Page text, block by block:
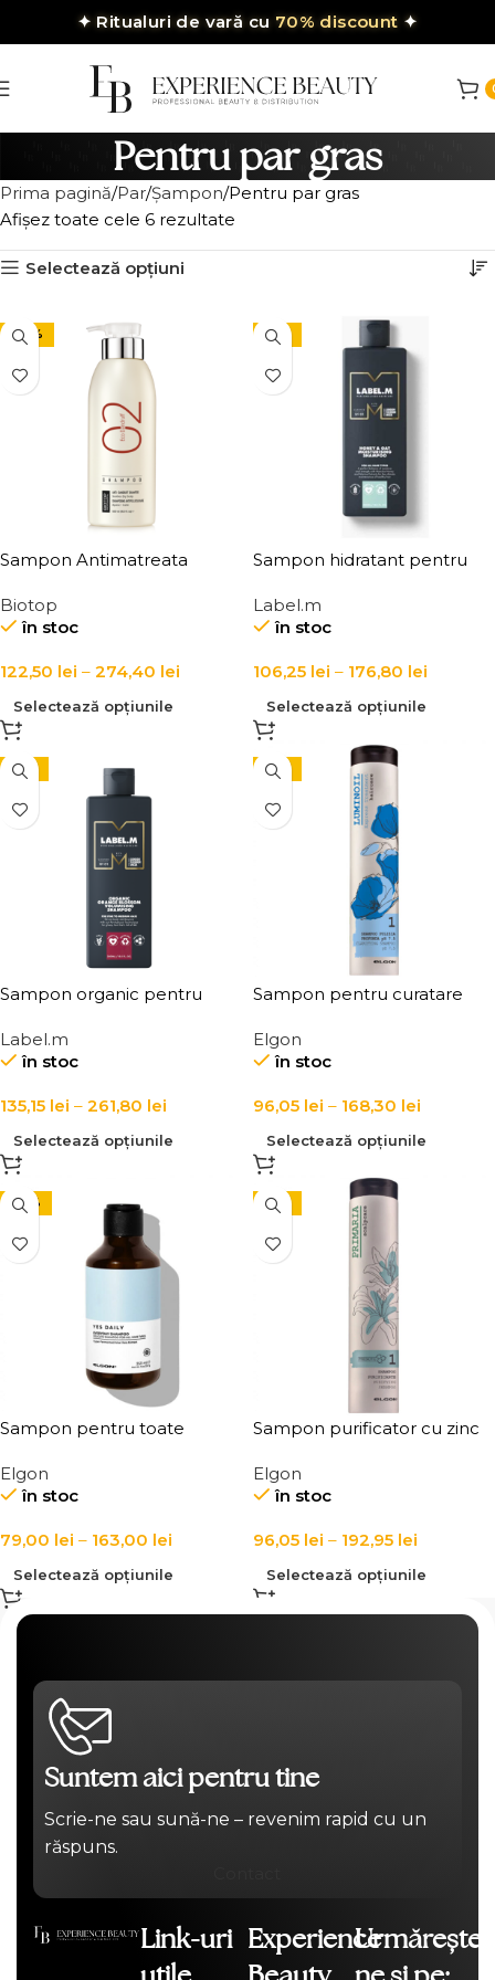
✦ Ritualuri de vară cu 70% discount ✦
Pentru par gras
Prima pagină Par Șampon Pentru par gras
Afișez toate cele 6 rezultate
Selectează opțiuni
-30%
Sampon Antimatreata
Dandruff Shampoo
Biotop
în stoc
122,50 lei – 274,40 lei
Selectează opțiunile
-15%
Sampon hidratant pentru
Honey & Oat Moisturising
Shampoo
Label.m
în stoc
106,25 lei – 176,80 lei
Selectează opțiunile
-15%
Sampon organic pentru
fin, Label.m Organic Orange
Blossom Volumising
Label.m
în stoc
135,15 lei – 261,80 lei
Selectează opțiunile
-15%
Sampon pentru curatare
Luminoil Clarifying Shampoo
Elgon
în stoc
96,05 lei – 168,30 lei
Selectează opțiunile
-25%
Sampon pentru toate
Daily Everyday Shampoo
Elgon
în stoc
79,00 lei – 163,00 lei
Selectează opțiunile
-15%
Sampon purificator cu zinc
Shampoo
Elgon
în stoc
96,05 lei – 192,95 lei
Selectează opțiunile
Suntem aici pentru tine
Scrie-ne sau sună-ne – revenim rapid cu un
răspuns.
Link-uri ExperienceUrmărește-